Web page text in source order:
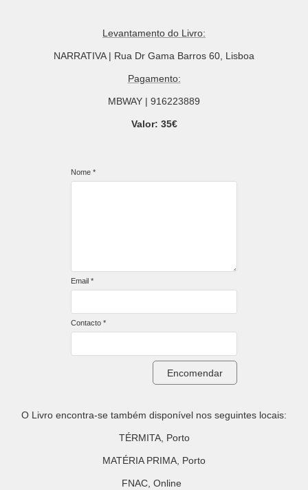
Levantamento do Livro:
NARRATIVA | Rua Dr Gama Barros 60, Lisboa
Pagamento:
MBWAY | 916223889
Valor: 35€
Nome *
Email *
Contacto *
Encomendar
O Livro encontra-se também disponível nos seguintes locais:
TÉRMITA, Porto
MATÉRIA PRIMA, Porto
FNAC, Online